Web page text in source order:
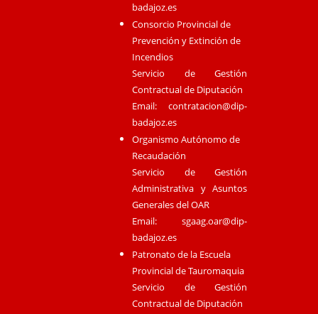
badajoz.es
Consorcio Provincial de
Prevención y Extinción de
Incendios
Servicio de Gestión
Contractual de Diputación
Email:contratacion@dip-
badajoz.es
Organismo Autónomo de
Recaudación
Servicio de Gestión
Administrativa y Asuntos
Generales del OAR
Email:sgaag.oar@dip-
badajoz.es
Patronato de la Escuela
Provincial de Tauromaquia
Servicio de Gestión
Contractual de Diputación